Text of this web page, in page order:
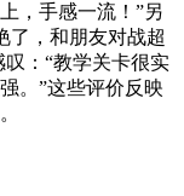
，手感一流！”另
了，和朋友对战超
：“教学关卡很实
。”这些评价反映